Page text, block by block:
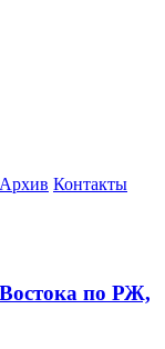
Архив Контакты
по РЖ,